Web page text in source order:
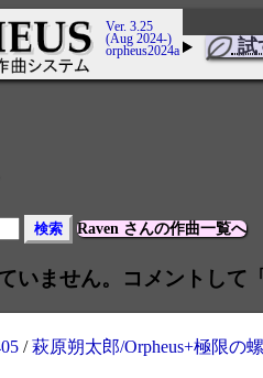
Ver. 3.25
(Aug 2024-)
orpheus2024a 試
Raven さんの作曲一覧へ
いません。コメントして
/萩原朔太郎/Orpheus+極限の